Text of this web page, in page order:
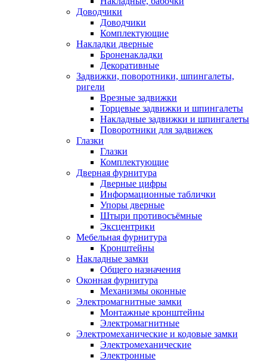
Доводчики
Доводчики
Комплектующие
Накладки дверные
Броненакладки
Декоративные
Задвижки, поворотники, шпингалеты,
ригели
Врезные задвижки
Торцевые задвижки и шпингалеты
Накладные задвижки и шпингалеты
Поворотники для задвижек
Глазки
Глазки
Комплектующие
Дверная фурнитура
Дверные цифры
Информационные таблички
Упоры дверные
Штыри противосъёмные
Эксцентрики
Мебельная фурнитура
Кронштейны
Накладные замки
Общего назначения
Оконная фурнитура
Механизмы оконные
Электромагнитные замки
Монтажные кронштейны
Электромагнитные
Электромеханические и кодовые замки
Электромеханические
Электронные